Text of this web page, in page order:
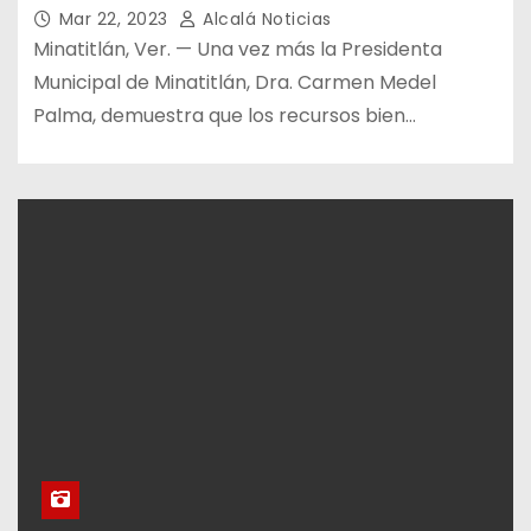
Mar 22, 2023 Alcalá Noticias
Minatitlán, Ver. — Una vez más la Presidenta
Municipal de Minatitlán, Dra. Carmen Medel
Palma, demuestra que los recursos bien…